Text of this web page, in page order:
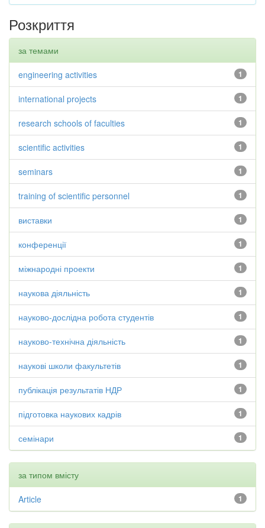
Розкриття
за темами
1
engineering activities
1
international projects
1
research schools of faculties
1
scientific activities
1
seminars
1
training of scientific personnel
1
виставки
1
конференції
1
міжнародні проекти
1
наукова діяльність
1
науково-дослідна робота студентів
1
науково-технічна діяльність
1
наукові школи факультетів
1
публікація результатів НДР
1
підготовка наукових кадрів
1
семінари
за типом вмісту
1
Article